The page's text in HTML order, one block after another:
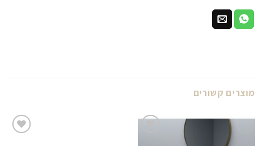
מוצרים קשורים